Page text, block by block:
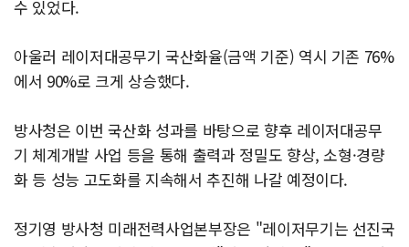
수 있었다.
아울러 레이저대공무기 국산화율(금액 기준) 역시 기존 76%
에서 90%로 크게 상승했다.
방사청은 이번 국산화 성과를 바탕으로 향후 레이저대공무
기 체계개발 사업 등을 통해 출력과 정밀도 향상, 소형·경량
화 등 성능 고도화를 지속해서 추진해 나갈 예정이다.
정기영 방사청 미래전력사업본부장은 "레이저무기는 선진국